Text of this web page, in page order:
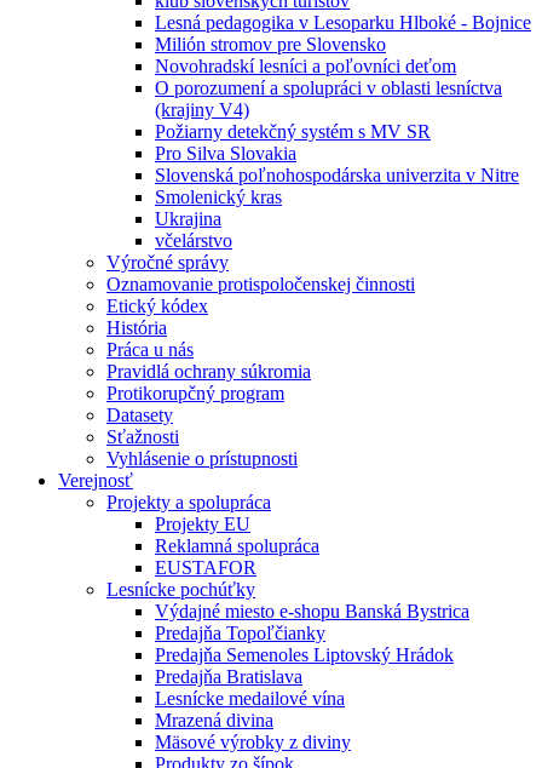
Lesná pedagogika v Lesoparku Hlboké - Bojnice
Milión stromov pre Slovensko
Novohradskí lesníci a poľovníci deťom
O porozumení a spolupráci v oblasti lesníctva
(krajiny V4)
Požiarny detekčný systém s MV SR
Pro Silva Slovakia
Slovenská poľnohospodárska univerzita v Nitre
Smolenický kras
Ukrajina
včelárstvo
Výročné správy
Oznamovanie protispoločenskej činnosti
Etický kódex
História
Práca u nás
Pravidlá ochrany súkromia
Protikorupčný program
Datasety
Sťažnosti
Vyhlásenie o prístupnosti
Verejnosť
Projekty a spolupráca
Projekty EU
Reklamná spolupráca
EUSTAFOR
Lesnícke pochúťky
Výdajné miesto e-shopu Banská Bystrica
Predajňa Topoľčianky
Predajňa Semenoles Liptovský Hrádok
Predajňa Bratislava
Lesnícke medailové vína
Mrazená divina
Mäsové výrobky z diviny
Produkty zo šípok